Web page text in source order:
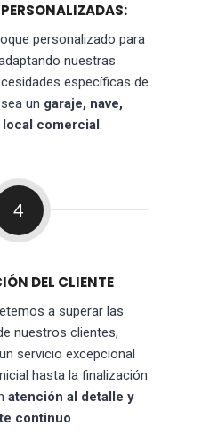
personalizado para
nuestras
específicas de
un garaje, nave,
local comercial.
4
DEL CLIENTE
a superar las
nuestros clientes,
servicio excepcional
hasta la finalización
atención al detalle y
continuo.